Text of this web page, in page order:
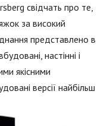
свідчать про те,
за високий
представлено в
настінні і
якісними
версії найбільш